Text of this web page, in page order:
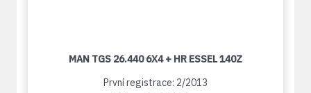
MAN TGS 26.440 6X4 + HR ESSEL 140Z
První registrace: 2/2013